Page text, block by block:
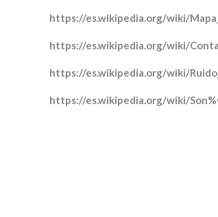
https://es.wikipedia.org/wiki/
https://es.wikipedia.org/wiki/
https://es.wikipedia.org/wiki/
https://es.wikipedia.org/wiki/